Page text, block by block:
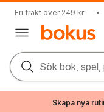
Fri frakt över 249 kr •
Sök bok, spel,
Skapa nya